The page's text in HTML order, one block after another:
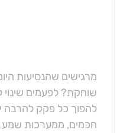
מרגישים שהנסיעות
שוחקת? לפעמים שינוי
להפוך כל פקק להרבה
חכמים, ממערכות שמע